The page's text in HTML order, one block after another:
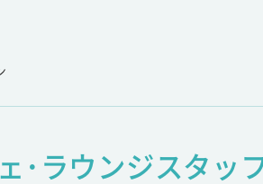
･ラウンジスタッ